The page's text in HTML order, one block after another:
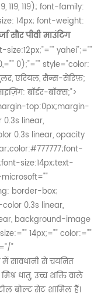
119, 119); font-family:
14px; font-weight:
सौर पीवी माउंटिंग
yahei";=""
0);"="" style="color:
एरियल, सैन्स-सेरिफ़;
बॉर्डर-बॉक्स;">
top:0px;margin-
linear,
0.3s linear, opacity
size:14px;text-
microsoft=""
border-box;
0.3s linear,
background-image
14px;="" color:=""
"
सावधानी से चयनित
धातु, उच्च शक्ति वाले
बोल्ट सेट शामिल हैं।